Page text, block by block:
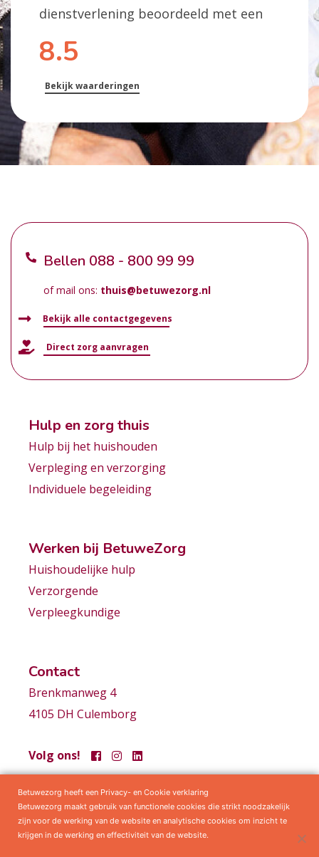
dienstverlening beoordeeld met een
8.5
Bekijk waarderingen
Bellen 088 - 800 99 99
of mail ons: thuis@betuwezorg.nl
Bekijk alle contactgegevens
Direct zorg aanvragen
Hulp en zorg thuis
Hulp bij het huishouden
Verpleging en verzorging
Individuele begeleiding
Werken bij BetuweZorg
Huishoudelijke hulp
Verzorgende
Verpleegkundige
Contact
Brenkmanweg 4
4105 DH Culemborg
Volg ons!
Samenwerkingen Privacy statement Algemene voorwaarden
Betuwezorg heeft een Privacy- en Cookie verklaring
Betuwezorg maakt gebruik van functionele cookies die strikt noodzakelijk
zijn voor de werking van de website en analytische cookies om inzicht te
krijgen in de werking en effectiviteit van de website.